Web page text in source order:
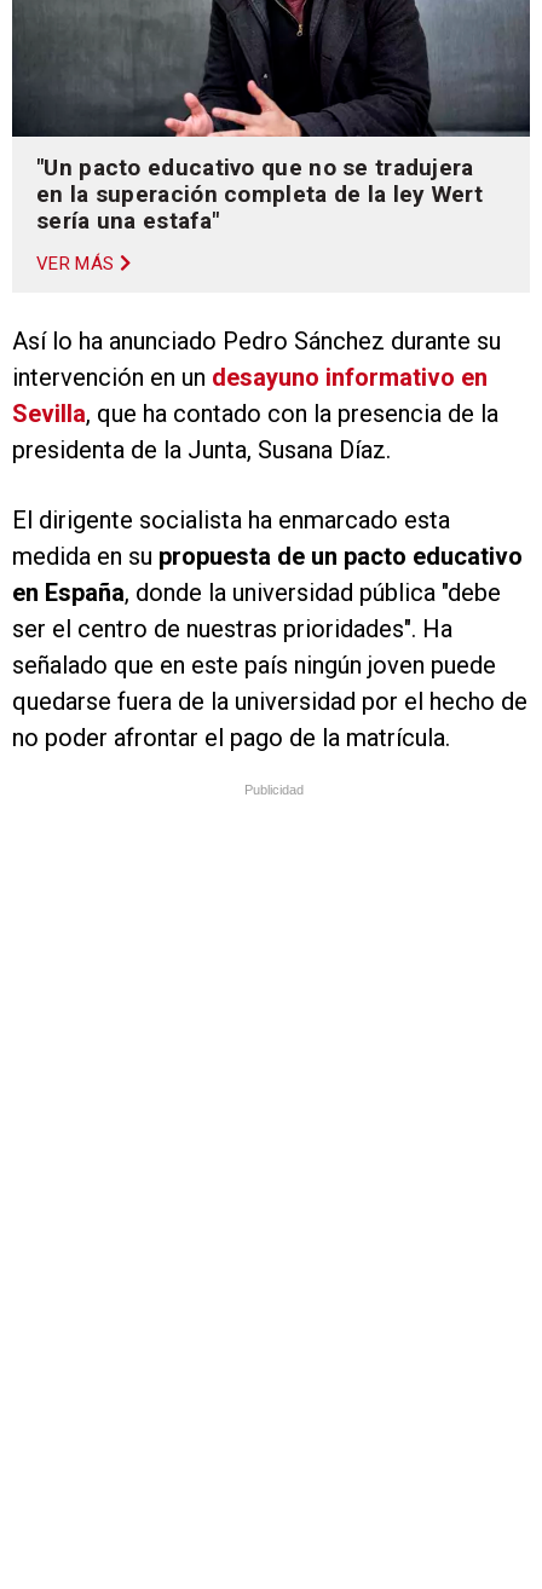
"Un pacto educativo que no se tradujera
en la superación completa de la ley Wert
sería una estafa"
VER MÁS
Así lo ha anunciado Pedro Sánchez durante su
intervención en un desayuno informativo en
Sevilla, que ha contado con la presencia de la
presidenta de la Junta, Susana Díaz.
El dirigente socialista ha enmarcado esta
medida en su propuesta de un pacto educativo
en España, donde la universidad pública "debe
ser el centro de nuestras prioridades". Ha
señalado que en este país ningún joven puede
quedarse fuera de la universidad por el hecho de
no poder afrontar el pago de la matrícula.
Publicidad